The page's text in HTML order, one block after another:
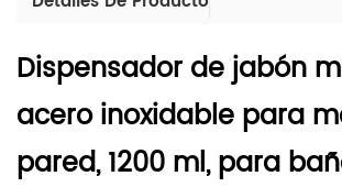
Dispensador de jabón
acero inoxidable para
pared, 1200 ml, para